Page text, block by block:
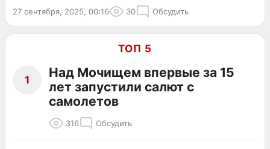
27 сентября, 2025, 00:16 30 Обсудить
ТОП 5
1
Над Мочищем впервые за 15
лет запустили салют с
самолетов
316 Обсудить